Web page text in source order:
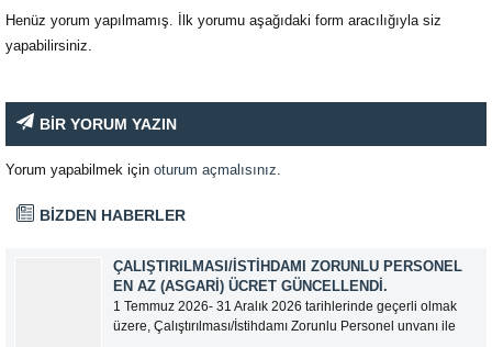
Henüz yorum yapılmamış. İlk yorumu aşağıdaki form aracılığıyla siz
yapabilirsiniz.
BİR YORUM YAZIN
Yorum yapabilmek için oturum açmalısınız
BİZDEN HABERLER
ÇALIŞTIRILMASI/İSTIHDAMI ZORUNLU PERSONEL
EN AZ (ASGARI) ÜCRET GÜNCELLENDI.
1 Temmuz 2026- 31 Aralık 2026 tarihlerinde geçerli olmak
üzere, Çalıştırılması/İstihdamı Zorunlu Personel unvanı ile